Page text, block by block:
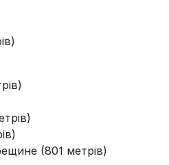
(801 метрів)